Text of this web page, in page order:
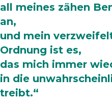
all meines zähen
an,
und mein
Ordnung ist es,
das mich immer
in die
treibt.“